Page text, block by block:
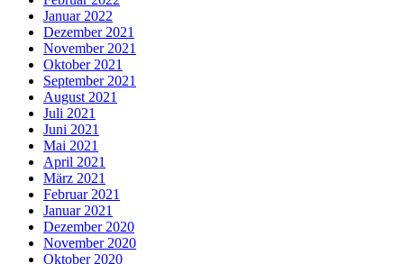
Januar 2022
Dezember 2021
November 2021
Oktober 2021
September 2021
August 2021
Juli 2021
Juni 2021
Mai 2021
April 2021
März 2021
Februar 2021
Januar 2021
Dezember 2020
November 2020
Oktober 2020